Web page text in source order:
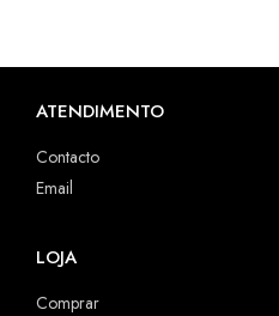
ATENDIMENTO
Contacto
Email
LOJA
Comprar